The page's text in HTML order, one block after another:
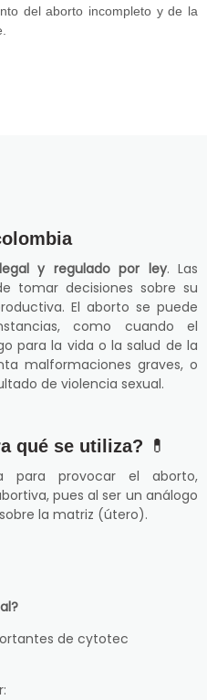
del aborto incompleto y de la
y regulado por ley. Las
tomar decisiones sobre su
El aborto se puede
como cuando el
para la vida o la salud de la
malformaciones graves, o
de violencia sexual.
qué se utiliza? 💊
para provocar el aborto,
pues al ser un análogo
la matriz (útero).
de cytotec